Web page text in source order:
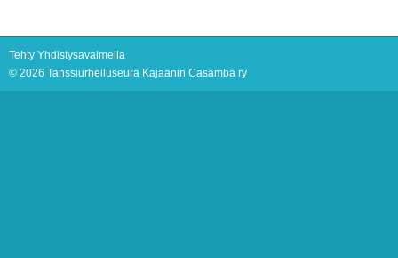
Tehty Yhdistysavaimella
© 2026 Tanssiurheiluseura Kajaanin Casamba ry